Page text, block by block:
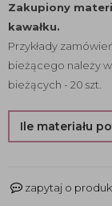
Zakupiony
kawałku.
Przykłady
bieżącego należy
bieżących - 20 szt.
Ile materiału
zapytaj o